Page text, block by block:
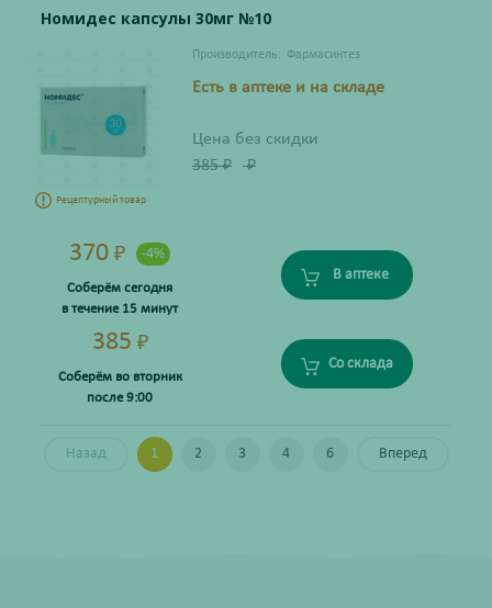
Номидес капсулы 30мг №10
Рецептурный товар
Производитель: Фармасинтез
Есть в аптеке и на складе
Цена без скидки
385₽ ₽
370 ₽ -4%
Соберём сегодня
в течение 15 минут
В аптеке
385 ₽
Соберём во вторник
после 9:00
Со склада
Назад 1 2 3 4 6 Вперед